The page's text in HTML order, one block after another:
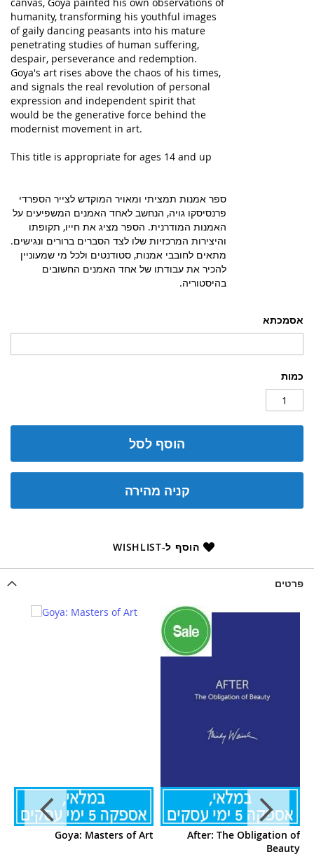
אסמכתא
כמות
הוסף לסל
קניה מהירה
הוסף ל-WISHLIST
humanity, transforming his youthful images
of gaily dancing peasants into his mature
penetrating studies of human suffering,
despair, perseverance and redemption.
Goya's art rises above the chaos of his times,
and signals the real revolution of personal
expression and independent spirit that
would be the generative force behind the
modernist movement in art.
This title is appropriate for ages 14 and up
ספר אמנות תמציתי ומאויר המוקדש לצייר הספרדי
פרנסיסקו גויה, הנחשב לאחד האמנים המשפיעים על
האמנות המודרנית. הספר מציג את חייו, תקופתו
והיצירות המרכזיות שלו לצד הסברים ברורים ונגישים.
מתאים לחובבי אמנות, סטודנטים ולכל מי שמעוניין
להכיר את עבודתו של אחד האמנים החשובים
בהיסטוריה.
פרטים
Goya: Masters of Art
After: The Obligation of
Beauty